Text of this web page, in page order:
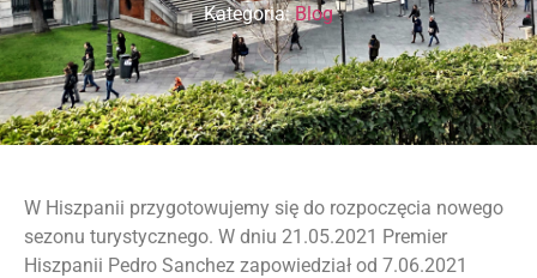
Kategoria:Blog
W Hiszpanii przygotowujemy się do rozpoczęcia nowego
sezonu turystycznego. W dniu 21.05.2021 Premier
Hiszpanii Pedro Sanchez zapowiedział od 7.06.2021